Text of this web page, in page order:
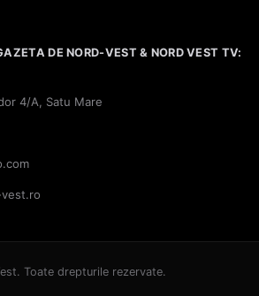
DE NORD-VEST & NORD VEST TV:
4/A, Satu Mare
Toate drepturile rezervate.